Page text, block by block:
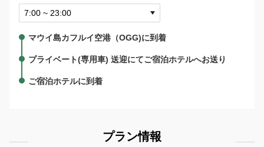
マウイ島カフルイ空港（OGG)に到着
プライベート(専用車) 送迎にてご宿泊ホテルへお送り
ご宿泊ホテルに到着
プラン情報